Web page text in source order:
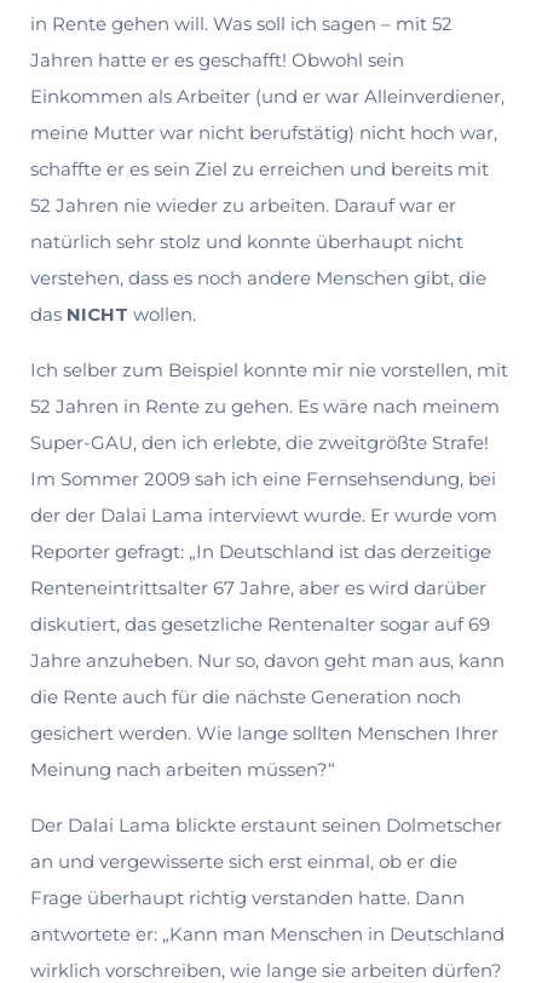
in Rente gehen will. Was soll ich sagen – mit 52
Jahren hatte er es geschafft! Obwohl sein
Einkommen als Arbeiter (und er war Alleinverdiener,
meine Mutter war nicht berufstätig) nicht hoch war,
schaffte er es sein Ziel zu erreichen und bereits mit
52 Jahren nie wieder zu arbeiten. Darauf war er
natürlich sehr stolz und konnte überhaupt nicht
verstehen, dass es noch andere Menschen gibt, die
das NICHT wollen.
Ich selber zum Beispiel konnte mir nie vorstellen, mit
52 Jahren in Rente zu gehen. Es wäre nach meinem
Super-GAU, den ich erlebte, die zweitgrößte Strafe!
Im Sommer 2009 sah ich eine Fernsehsendung, bei
der der Dalai Lama interviewt wurde. Er wurde vom
Reporter gefragt: „In Deutschland ist das derzeitige
Renteneintrittsalter 67 Jahre, aber es wird darüber
diskutiert, das gesetzliche Rentenalter sogar auf 69
Jahre anzuheben. Nur so, davon geht man aus, kann
die Rente auch für die nächste Generation noch
gesichert werden. Wie lange sollten Menschen Ihrer
Meinung nach arbeiten müssen?“
Der Dalai Lama blickte erstaunt seinen Dolmetscher
an und vergewisserte sich erst einmal, ob er die
Frage überhaupt richtig verstanden hatte. Dann
antwortete er: „Kann man Menschen in Deutschland
wirklich vorschreiben, wie lange sie arbeiten dürfen?